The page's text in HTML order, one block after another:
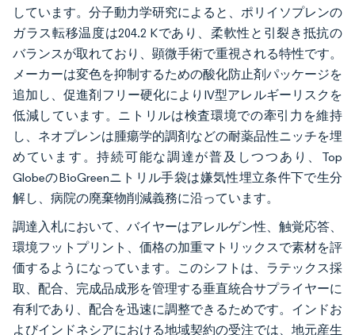
しています。分子動力学研究によると、ポリイソプレンの
ガラス転移温度は204.2 Kであり、柔軟性と引裂き抵抗の
バランスが取れており、顕微手術で重視される特性です。
メーカーは変色を抑制するための酸化防止剤パッケージを
追加し、促進剤フリー硬化によりIV型アレルギーリスクを
低減しています。ニトリルは検査環境での牽引力を維持
し、ネオプレンは腫瘍学的調剤などの耐薬品性ニッチを埋
めています。持続可能な調達が普及しつつあり、Top
GlobeのBioGreenニトリル手袋は嫌気性埋立条件下で生分
解し、病院の廃棄物削減義務に沿っています。
調達入札において、バイヤーはアレルゲン性、触覚応答、
環境フットプリント、価格の加重マトリックスで素材を評
価するようになっています。このシフトは、ラテックス採
取、配合、完成品成形を管理する垂直統合サプライヤーに
有利であり、配合を迅速に調整できるためです。インドお
よびインドネシアにおける地域契約の受注では、地元産生